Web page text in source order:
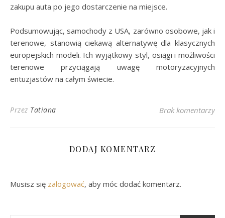
zakupu auta po jego dostarczenie na miejsce.
Podsumowując, samochody z USA, zarówno osobowe, jak i
terenowe, stanowią ciekawą alternatywę dla klasycznych
europejskich modeli. Ich wyjątkowy styl, osiągi i możliwości
terenowe przyciągają uwagę motoryzacyjnych
entuzjastów na całym świecie.
Przez Tatiana Brak komentarzy
DODAJ KOMENTARZ
Musisz się zalogować, aby móc dodać komentarz.